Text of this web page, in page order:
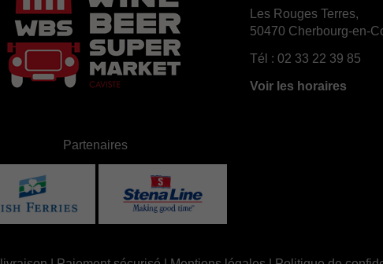
Les Rouges Terres,
50470 Cherbourg-en-
Tél : 02 33 22 39 85
Voir les horaires
Partenaires